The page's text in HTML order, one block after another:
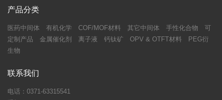
产品分类
医药中间体 有机化学 COF/MOF材料 其它中间体 手性化合物
可
定制产品
金属催化剂 离子液 钙钛矿 OPV & OTFT材料
PEG衍
生物
联系我们
电话：0371-63315541